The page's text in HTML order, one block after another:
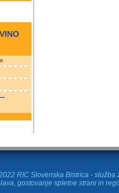
RIC Slovenska Bistrica - služba
gostovanje spletne strani in